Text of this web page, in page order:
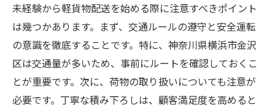
現役ドライバーのアドバイス
未経験者向けの研修とトレーニング
高収入を目指す！金沢区での軽貨物配送で成功
するための秘訣
収入を最大化するための戦略
未経験から軽貨物配送を始める際に注意すべきポイント
は幾つかあります。まず、交通ルールの遵守と安全運転
の意識を徹底することです。特に、神奈川県横浜市金沢
区は交通量が多いため、事前にルートを確認しておくこ
とが重要です。次に、荷物の取り扱いについても注意が
必要です。丁寧な積み下ろしは、顧客満足度を高めると